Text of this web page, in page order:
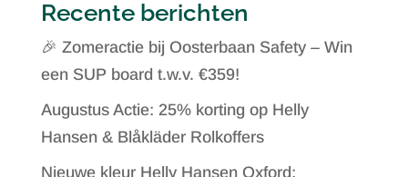
Recente berichten
🎉 Zomeractie bij Oosterbaan Safety – Win
een SUP board t.w.v. €359!
Augustus Actie: 25% korting op Helly
Hansen & Blåkläder Rolkoffers
Nieuwe kleur Helly Hansen Oxford: